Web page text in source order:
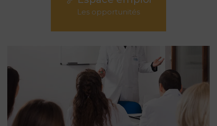
Les opportunités